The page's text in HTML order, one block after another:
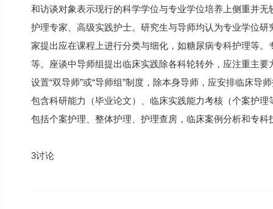
和访谈对象表示现行的科学学位与专业学位培养上侧重并
护理专家、高级实践护士。研究生与导师均认为专业学位
家提出应在课程上进行分类与细化，如糖尿病专科护理等
等。座谈中导师组提出临床实践除各科轮转外，应注重主
设置“双导师”或“导师组”制度，除本身导师，应安排临床
包含科研能力（毕业论文）、临床实践能力考核（个案护
包括个案护理、整体护理、护理查房，临床案例分析和专
3讨论